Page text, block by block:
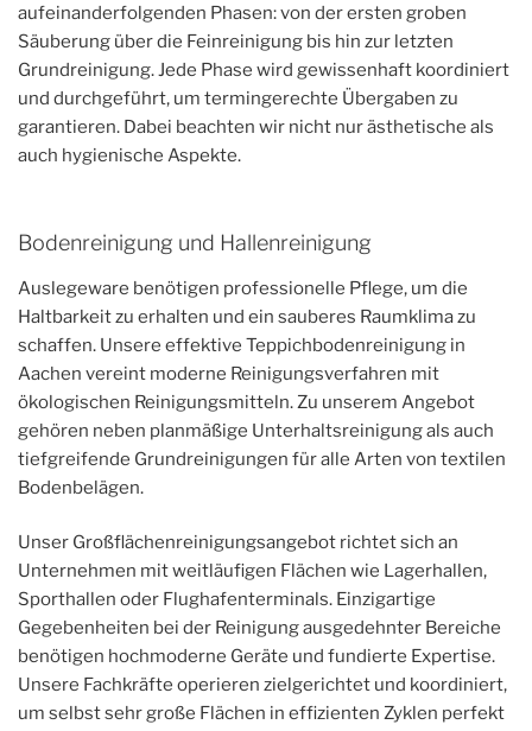
aufeinanderfolgenden Phasen: von der ersten groben
Säuberung über die Feinreinigung bis hin zur letzten
Grundreinigung. Jede Phase wird gewissenhaft koordiniert
und durchgeführt, um termingerechte Übergaben zu
garantieren. Dabei beachten wir nicht nur ästhetische als
auch hygienische Aspekte.
Bodenreinigung und Hallenreinigung
Auslegeware benötigen professionelle Pflege, um die
Haltbarkeit zu erhalten und ein sauberes Raumklima zu
schaffen. Unsere effektive Teppichbodenreinigung in
Aachen vereint moderne Reinigungsverfahren mit
ökologischen Reinigungsmitteln. Zu unserem Angebot
gehören neben planmäßige Unterhaltsreinigung als auch
tiefgreifende Grundreinigungen für alle Arten von textilen
Bodenbelägen.
Unser Großflächenreinigungsangebot richtet sich an
Unternehmen mit weitläufigen Flächen wie Lagerhallen,
Sporthallen oder Flughafenterminals. Einzigartige
Gegebenheiten bei der Reinigung ausgedehnter Bereiche
benötigen hochmoderne Geräte und fundierte Expertise.
Unsere Fachkräfte operieren zielgerichtet und koordiniert,
um selbst sehr große Flächen in effizienten Zyklen perfekt